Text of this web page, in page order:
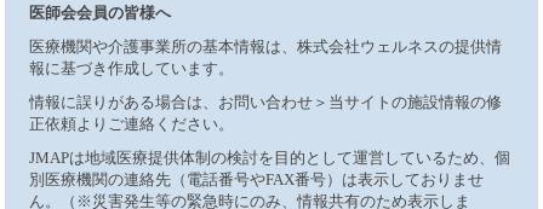
医師会会員の皆様へ
医療機関や介護事業所の基本情報は、株式会社ウェルネスの提供情
報に基づき作成しています。
情報に誤りがある場合は、お問い合わせ＞当サイトの施設情報の修
正依頼よりご連絡ください。
JMAPは地域医療提供体制の検討を目的として運営しているため、個
別医療機関の連絡先（電話番号やFAX番号）は表示しておりませ
ん。（※災害発生等の緊急時にのみ、情報共有のため表示しま